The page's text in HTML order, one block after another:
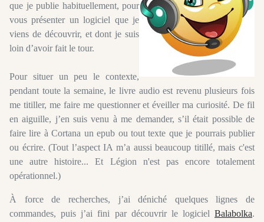
que je publie habituellement, pour
vous présenter un logiciel que je
viens de découvrir, et dont je suis
loin d’avoir fait le tour.
Pour situer un peu le contexte,
pendant toute la semaine, le livre audio est revenu plusieurs fois
me titiller, me faire me questionner et éveiller ma curiosité. De fil
en aiguille, j’en suis venu à me demander, s’il était possible de
faire lire à Cortana un epub ou tout texte que je pourrais publier
ou écrire. (Tout l’aspect IA m’a aussi beaucoup titillé, mais c'est
une autre histoire... Et Légion n'est pas encore totalement
opérationnel.)
À force de recherches, j’ai déniché quelques lignes de
commandes, puis j’ai fini par découvrir le logiciel Balabolka.